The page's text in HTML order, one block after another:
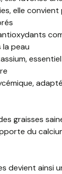
elle
peau
graisses
du
devient ainsi